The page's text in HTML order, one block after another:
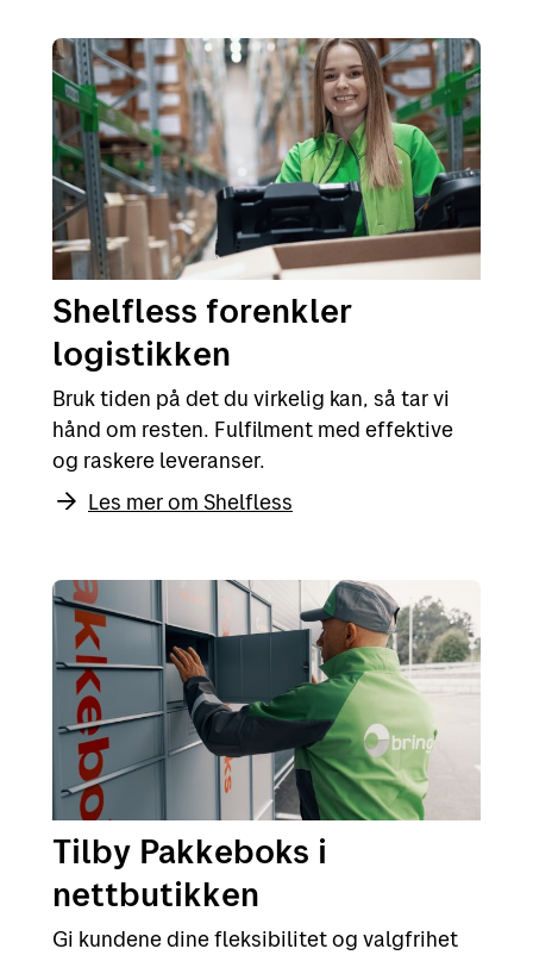
Shelfless forenkler
logistikken
Bruk tiden på det du virkelig kan, så tar vi
hånd om resten. Fulfilment med effektive
og raskere leveranser.
Les mer om Shelfless
Tilby Pakkeboks i
nettbutikken
Gi kundene dine fleksibilitet og valgfrihet